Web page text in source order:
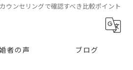
ウンセリングで確認すべき比較ポイント
者の声 ブログ